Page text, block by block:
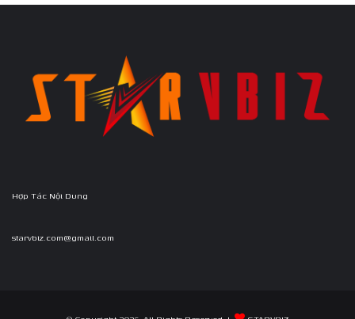
Hợp Tác Nội Dung
starvbiz.com@gmail.com